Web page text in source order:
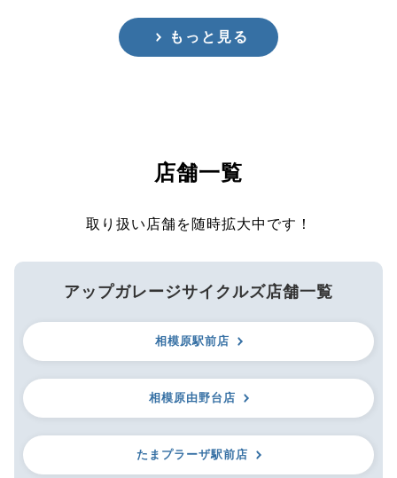
もっと見る
店舗一覧
取り扱い店舗を随時拡大中です！
アップガレージサイクルズ店舗一覧
相模原駅前店
相模原由野台店
たまプラーザ駅前店